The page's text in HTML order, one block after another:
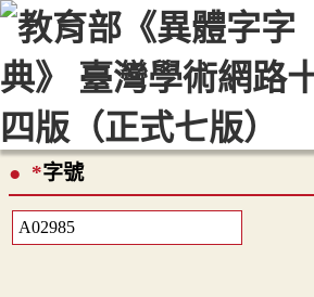
::: 最新消息 常見問題 編輯說明
顯示模式
*字號